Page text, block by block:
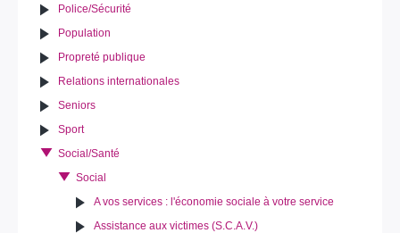
Police/Sécurité
Population
Propreté publique
Relations internationales
Seniors
Sport
Social/Santé
Social
A vos services : l'économie sociale à votre service
Assistance aux victimes (S.C.A.V.)